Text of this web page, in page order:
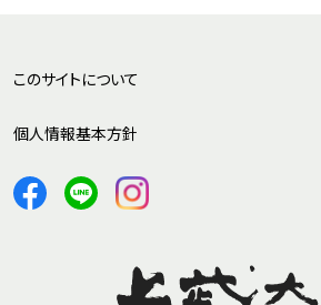
このサイトについて
個人情報基本方針